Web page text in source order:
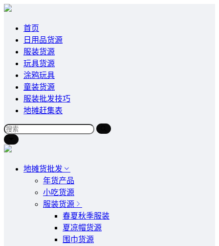
首页
日用品货源
服装货源
玩具货源
涂鸦玩具
童装货源
服装批发技巧
地摊赶集表
地摊货批发
年货产品
小吃货源
服装货源
春夏秋季服装
夏凉帽货源
围巾货源